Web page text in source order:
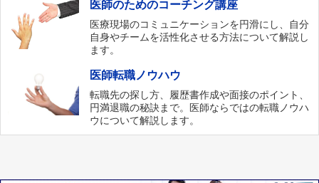
医師のためのコーチング講座
医療現場のコミュニケーションを円滑にし、自分
自身やチームを活性化させる方法について解説し
ます。
医師転職ノウハウ
転職先の探し方、履歴書作成や面接のポイント、
円満退職の秘訣まで。医師ならではの転職ノウハ
ウについて解説します。